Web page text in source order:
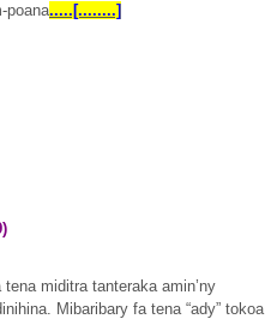
poana.....[........]
miditra tanteraka amin’ny
Mibaribary fa tena “ady” tokoa